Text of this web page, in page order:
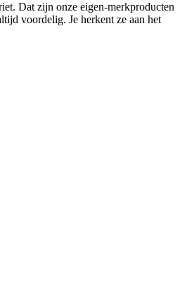
Dat zijn onze eigen-merkproducten
voordelig. Je herkent ze aan het